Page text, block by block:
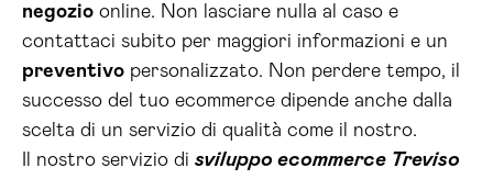
negozio online. Non lasciare nulla al caso e
contattaci subito per maggiori informazioni e un
preventivo personalizzato. Non perdere tempo, il
successo del tuo ecommerce dipende anche dalla
scelta di un servizio di qualità come il nostro.
Il nostro servizio di sviluppo ecommerce Treviso